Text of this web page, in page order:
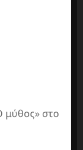
μύθος» στο